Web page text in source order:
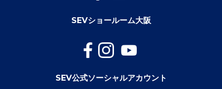
SEVショールーム大阪
SEV公式ソーシャルアカウント